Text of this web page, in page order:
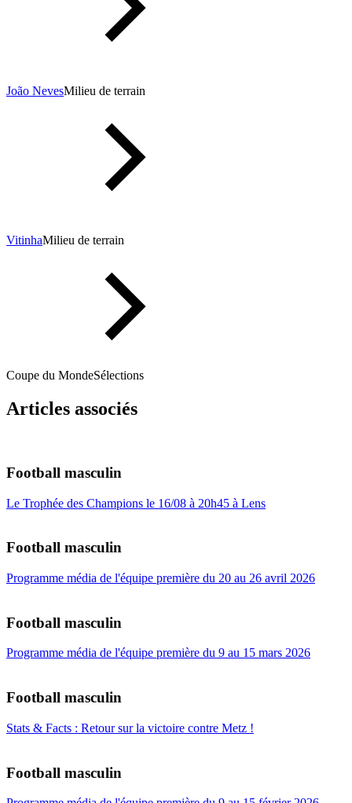
João NevesMilieu de terrain
VitinhaMilieu de terrain
Coupe du MondeSélections
Articles associés
Football masculin
Le Trophée des Champions le 16/08 à 20h45 à Lens
Football masculin
Programme média de l'équipe première du 20 au 26 avril 2026
Football masculin
Programme média de l'équipe première du 9 au 15 mars 2026
Football masculin
Stats & Facts : Retour sur la victoire contre Metz !
Football masculin